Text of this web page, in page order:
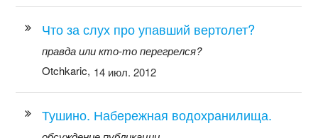
Что за слух про упавший вертолет?
правда или кто-то перегрелся?
Otchkaric, 14 июл. 2012
Тушино. Набережная водохранилища.